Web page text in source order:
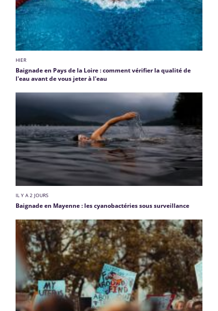
HIER
Baignade en Pays de la Loire : comment vérifier la qualité de
l'eau avant de vous jeter à l'eau
IL Y A 2 JOURS
Baignade en Mayenne : les cyanobactéries sous surveillance